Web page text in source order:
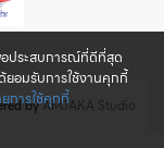
อประสบการณ์ที่ดีที่สุด
ยอมรับการใช้งานคุกกี้
การใช้คุกกี้
byAMJAKA Studio